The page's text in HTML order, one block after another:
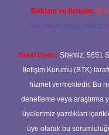
Reklam ve İletişim: E-
Yasal Uyarı: Sitemiz, 5651
İletişim Kurumu (BTK)
hizmet vermektedir. Bu
denetleme veya araştırma
üyelerimiz yazdıkları
üye olarak bu